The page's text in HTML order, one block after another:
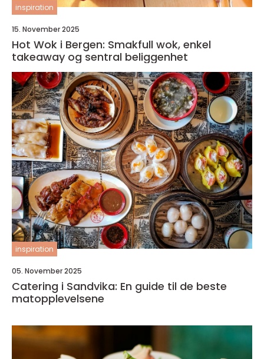
inspiration
15. November 2025
Hot Wok i Bergen: Smakfull wok, enkel
takeaway og sentral beliggenhet
inspiration
05. November 2025
Catering i Sandvika: En guide til de beste
matopplevelsene